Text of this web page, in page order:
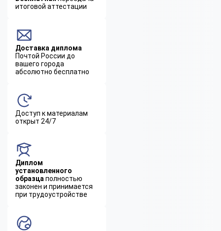
итоговой аттестации
Доставка диплома
Почтой России до
вашего города
абсолютно бесплатно
Доступ к материалам
открыт 24/7
Диплом
установленного
образца полностью
законен и принимается
при трудоустройстве